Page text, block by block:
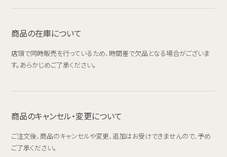
商品の在庫について
店頭で同時販売を行っているため、時間差で欠品となる場合がございま
す。あらかじめご了承ください。
商品のキャンセル・変更について
ご注文後、商品のキャンセルや変更、追加はお受けできませんので、予め
ご了承ください。